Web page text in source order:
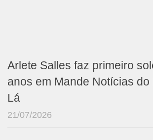
Arlete Salles faz primeiro
anos em Mande Notícias do
Lá
21/07/2026